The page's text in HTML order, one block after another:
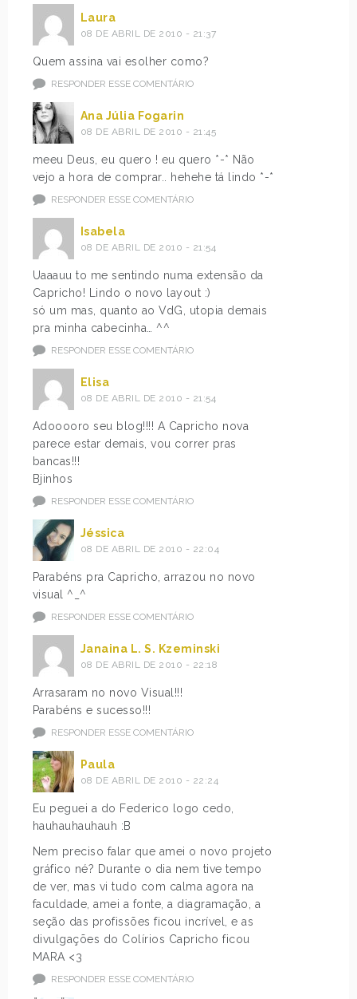
Laura
08 DE ABRIL DE 2010 - 21:37
Quem assina vai esolher como?
RESPONDER ESSE COMENTÁRIO
Ana Júlia Fogarin
08 DE ABRIL DE 2010 - 21:45
meeu Deus, eu quero ! eu quero *-* Não
vejo a hora de comprar.. hehehe tá lindo *-*
RESPONDER ESSE COMENTÁRIO
Isabela
08 DE ABRIL DE 2010 - 21:54
Uaaauu to me sentindo numa extensão da
Capricho! Lindo o novo layout :)
só um mas, quanto ao VdG, utopia demais
pra minha cabecinha… ^^
RESPONDER ESSE COMENTÁRIO
Elisa
08 DE ABRIL DE 2010 - 21:54
Adooooro seu blog!!!! A Capricho nova
parece estar demais, vou correr pras
bancas!!!
Bjinhos
RESPONDER ESSE COMENTÁRIO
Jéssica
08 DE ABRIL DE 2010 - 22:04
Parabéns pra Capricho, arrazou no novo
visual ^_^
RESPONDER ESSE COMENTÁRIO
Janaina L. S. Kzeminski
08 DE ABRIL DE 2010 - 22:18
Arrasaram no novo Visual!!!
Parabéns e sucesso!!!
RESPONDER ESSE COMENTÁRIO
Paula
08 DE ABRIL DE 2010 - 22:24
Eu peguei a do Federico logo cedo,
hauhauhauhauh :B
Nem preciso falar que amei o novo projeto
gráfico né? Durante o dia nem tive tempo
de ver, mas vi tudo com calma agora na
faculdade, amei a fonte, a diagramação, a
seção das profissões ficou incrível, e as
divulgações do Colírios Capricho ficou
MARA <3
RESPONDER ESSE COMENTÁRIO